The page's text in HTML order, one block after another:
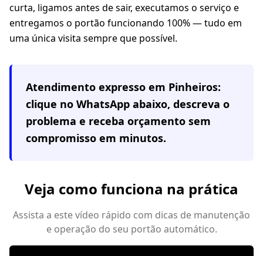
curta, ligamos antes de sair, executamos o serviço e
entregamos o portão funcionando 100% — tudo em
uma única visita sempre que possível.
Atendimento expresso em Pinheiros:
clique no WhatsApp abaixo, descreva o
problema e receba orçamento sem
compromisso em minutos.
Veja como funciona na prática
Assista a este vídeo rápido com dicas de manutenção
e operação do seu portão automático.